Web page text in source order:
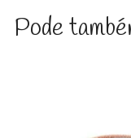
Pode